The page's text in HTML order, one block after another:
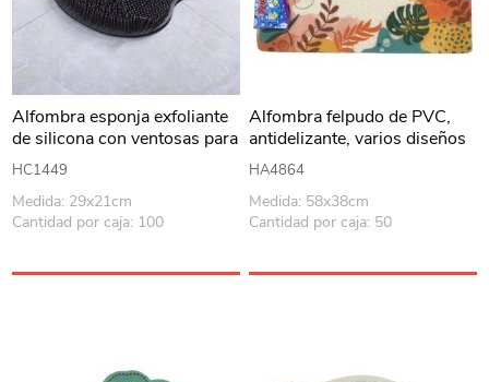
Alfombra esponja exfoliante
de silicona con ventosas para
piso o pared, en bolsa varios
colores
HC1449
Medida: 29x21cm
Cantidad por caja: 100
Alfombra felpudo de PVC,
antidelizante, varios diseños
HA4864
Medida: 58x38cm
Cantidad por caja: 50